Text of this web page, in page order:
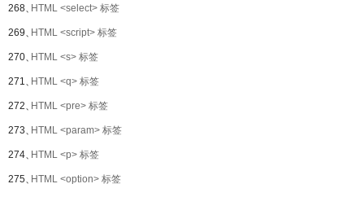
268、HTML <select> 标签
269、HTML <script> 标签
270、HTML <s> 标签
271、HTML <q> 标签
272、HTML <pre> 标签
273、HTML <param> 标签
274、HTML <p> 标签
275、HTML <option> 标签